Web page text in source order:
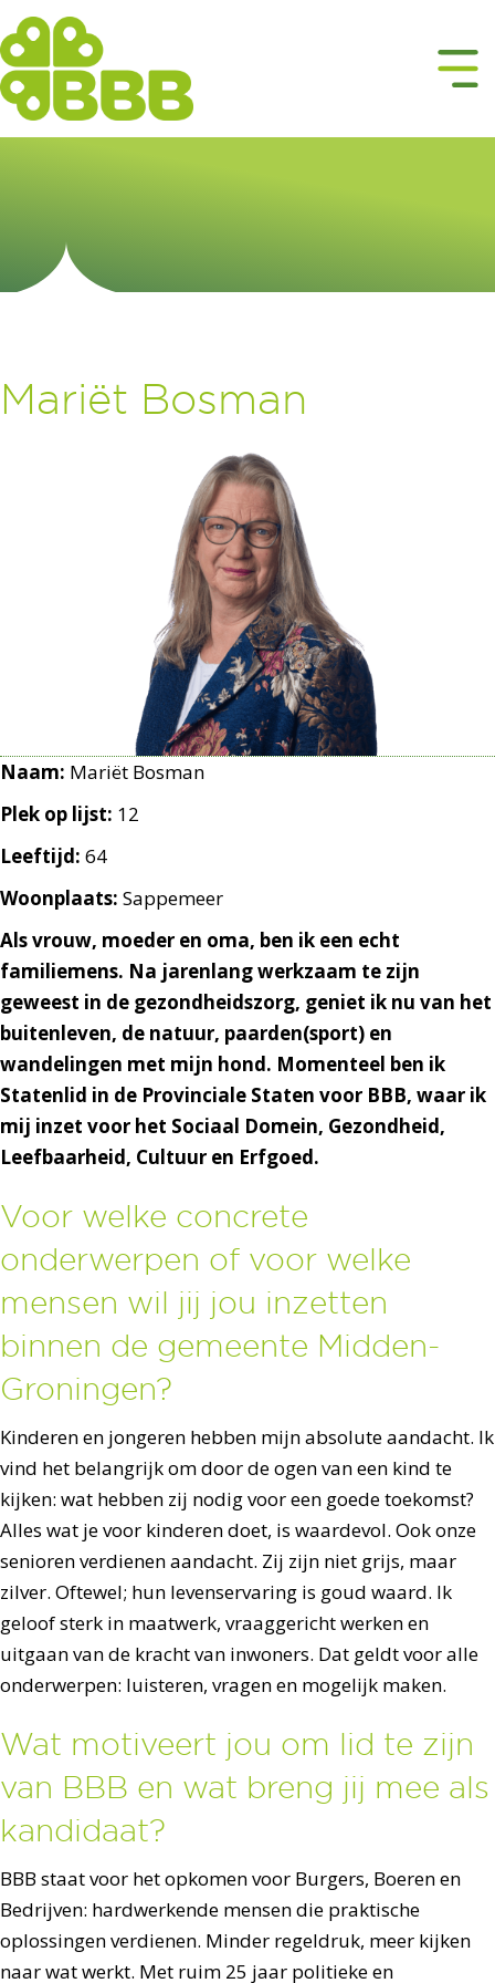
Mariët Bosman
Als vrouw, moeder en oma, ben ik een echt
familiemens. Na jarenlang werkzaam te zijn
geweest in de gezondheidszorg, geniet ik nu van het
buitenleven, de natuur, paarden(sport) en
wandelingen met mijn hond. Momenteel ben ik
Statenlid in de Provinciale Staten voor BBB, waar ik
mij inzet voor het Sociaal Domein, Gezondheid,
Leefbaarheid, Cultuur en Erfgoed.
Voor welke concrete
onderwerpen of voor welke
mensen wil jij jou inzetten
binnen de gemeente Midden-
Groningen?
Kinderen en jongeren hebben mijn absolute aandacht. Ik
vind het belangrijk om door de ogen van een kind te
kijken: wat hebben zij nodig voor een goede toekomst?
Alles wat je voor kinderen doet, is waardevol. Ook onze
senioren verdienen aandacht. Zij zijn niet grijs, maar
zilver. Oftewel; hun levenservaring is goud waard. Ik
geloof sterk in maatwerk, vraaggericht werken en
uitgaan van de kracht van inwoners. Dat geldt voor alle
onderwerpen: luisteren, vragen en mogelijk maken.
Wat motiveert jou om lid te zijn
van BBB en wat breng jij mee als
kandidaat?
BBB staat voor het opkomen voor Burgers, Boeren en
Bedrijven: hardwerkende mensen die praktische
oplossingen verdienen. Minder regeldruk, meer kijken
naar wat werkt. Met ruim 25 jaar politieke en
Naam: Mariët Bosman
Plek op lijst: 12
Leeftijd: 64
Woonplaats: Sappemeer